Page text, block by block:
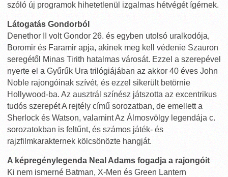
szóló új programok hihetetlenül izgalmas hétvégét ígérnek.
Látogatás Gondorból
Denethor II volt Gondor 26. és egyben utolsó uralkodója,
Boromir és Faramir apja, akinek meg kell védenie Szauron
seregétől Minas Tirith hatalmas városát. Ezzel a szerepével
nyerte el a Gyűrűk Ura trilógiájában az akkor 40 éves John
Noble rajongóinak szívét, és ezzel sikerült betörnie
Hollywood-ba. Az ausztrál színész játszotta az excentrikus
tudós szerepét A rejtély című sorozatban, de emellett a
Sherlock és Watson, valamint Az Álmosvölgy legendája c.
sorozatokban is feltűnt, és számos játék- és
rajzfilmkarakternek kölcsönözte hangját.
A képregénylegenda Neal Adams fogadja a rajongóit
Ki nem ismerné Batman, X-Men és Green Lantern